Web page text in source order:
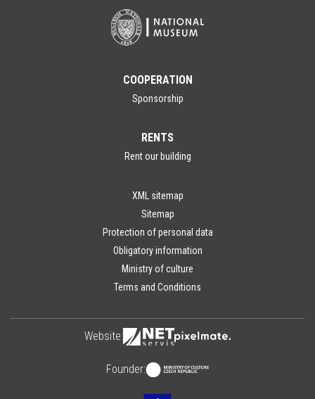
COOPERATION
Sponsorship
RENTS
Rent our building
XML sitemap
Sitemap
Protection of personal data
Obligatory information
Ministry of culture
Terms and Conditions
Website:
Founder: